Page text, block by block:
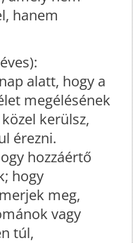
hanem
alatt, hogy a
megélésének
kerülsz,
érezni.
hozzáértő
hogy
meg,
vagy
túl,